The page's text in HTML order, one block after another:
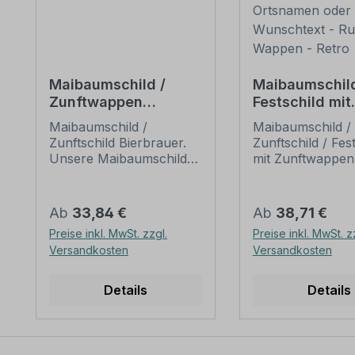
Maibaumschild /
Zunftwappen
Bierbrauer - Wappen
A
Maibaumschild /
Zunftschild Bierbrauer.
Unsere Maibaumschilder
mittelalterlichen oder
neueren Ausführungen
der Zunftzeichen
einzelner
nachempfunden. Da die
einzelnen Berufsstände
je nach Stadt, Land oder
Regulärer Preis:
Ab 33,84 €
Preise inkl. MwSt. zzgl.
Versandkosten
Details
Festschild mit
Zunftwappen
Dachdecker -
Zunftnamen
Rundes
Maibaumschild /
Zunftschild /
mit Zunftwappen
Ortsnamen oder
Wunschtext in
Unsere
Ihrer Symbolik
neueren
der Zunftzeichen
Regulärer Preis:
Ab 38,71 €
Preise inkl. MwSt.
Versandkosten
Details